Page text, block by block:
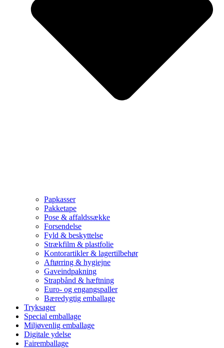
Papkasser
Pakketape
Pose & affaldssække
Forsendelse
Fyld & beskyttelse
Strækfilm & plastfolie
Kontorartikler & lagertilbehør
Aftørring & hygiejne
Gaveindpakning
Strapbånd & hæftning
Euro- og engangspaller
Bæredygtig emballage
Tryksager
Special emballage
Miljøvenlig emballage
Digitale ydelse
Fairemballage